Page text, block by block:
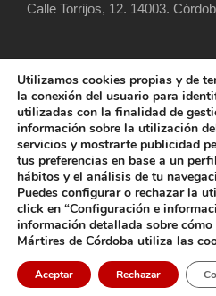
Calle Torrijos, 12. 14003.
COPYRIGHT 2025
SANTOS MÁRTIRES,
POLÍTICA DE
POLÍTICA DE
Utilizamos cookies propias y de
la conexión del usuario para
utilizadas con la finalidad de
información sobre la utilización
servicios y mostrarte publicidad
tus preferencias en base a un
hábitos y el análisis de tu
Puedes configurar o rechazar la
click en “Configuración e
información detallada sobre
Mártires de Córdoba utiliza las
Aceptar Rechazar